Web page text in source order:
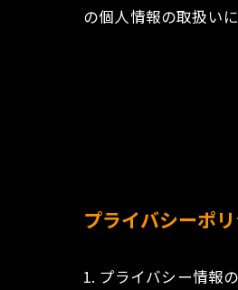
の個人情報の取扱い
プライバシーポ
1. プライバシー情報